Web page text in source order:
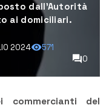
dall’Autorità
ai domiciliari.
2024
571
0
del